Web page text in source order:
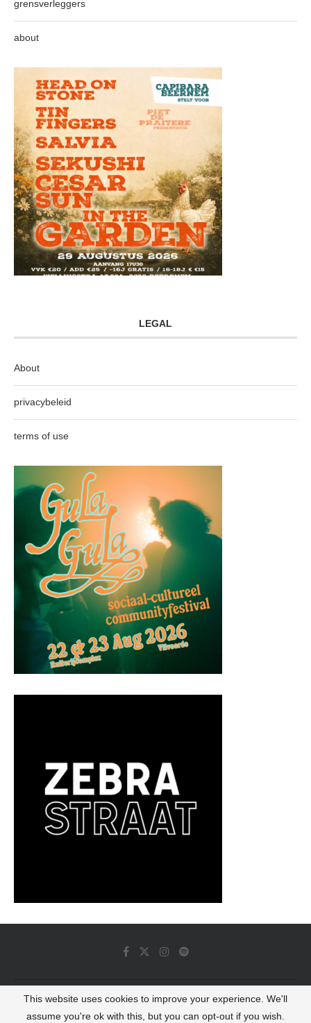
grensverleggers
about
LEGAL
About
privacybeleid
terms of use
© 2022 - Luminous Dash All Rights Reserved
This website uses cookies to improve your experience. We'll
assume you're ok with this, but you can opt-out if you wish.